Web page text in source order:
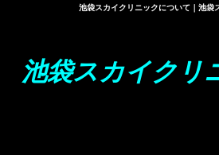
池袋スカイクリニックについて｜池袋
池袋スカイクリ